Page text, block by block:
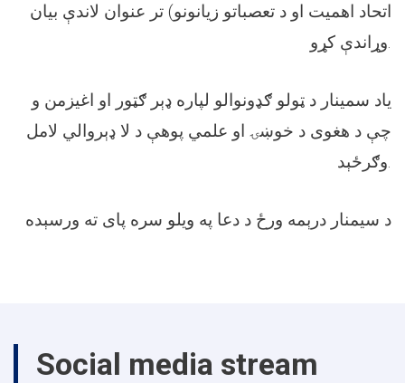
اتحاد اهمیت او د تعصباتو زیانونو) تر عنوان لاندې بیان
وړاندې کړو.
یاد سمینار د ټولو ګډونوالو لپاره ډېر ګټور او اغیزمن و
چې د هغوی د خوښۍ او علمي پوهې د لا ډېروالي لامل
وګرځېد.
د سیمنار درېمه ورځ د دعا په ویلو سره پای ته ورسېده
Social media stream